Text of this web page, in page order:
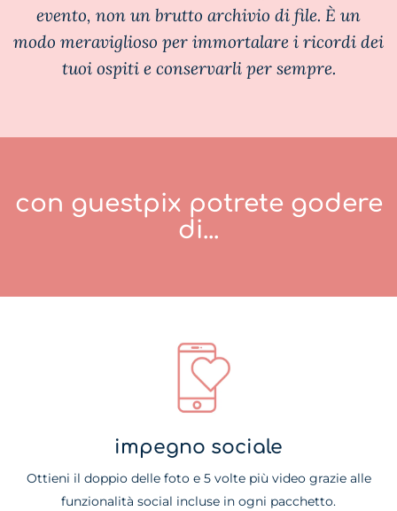
evento, non un brutto archivio di file. È un
modo meraviglioso per immortalare i ricordi dei
tuoi ospiti e conservarli per sempre.
con guestpix potrete godere
di...
impegno sociale
Ottieni il doppio delle foto e 5 volte più video grazie alle
funzionalità social incluse in ogni pacchetto.